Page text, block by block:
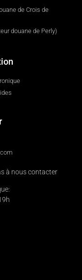
de Crois de
douane de Perly)
à nous contacter